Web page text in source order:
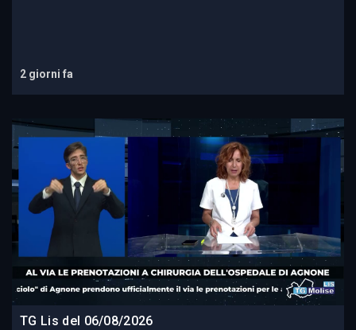
2 giorni fa
TG Lis del 06/08/2026